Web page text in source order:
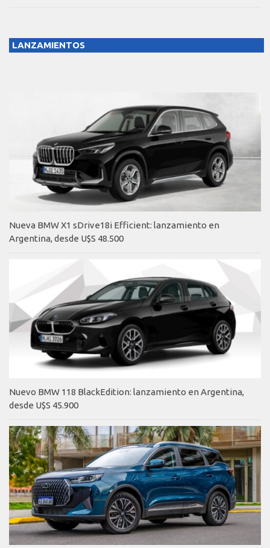
LANZAMIENTOS
Nueva BMW X1 sDrive18i Efficient: lanzamiento en
Argentina, desde U$S 48.500
Nuevo BMW 118 BlackEdition: lanzamiento en Argentina,
desde U$S 45.900